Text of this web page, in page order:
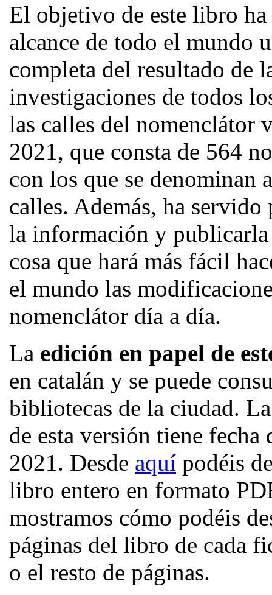
El objetivo de este libro
alcance de todo el mundo
completa del resultado de
investigaciones de todos
las calles del nomenclátor
2021, que consta de 564
con los que se denominan
calles. Además, ha
la información y publicarla
cosa que hará más fácil
el mundo las
nomenclátor día a día.
La edición en papel de
en catalán y se puede
bibliotecas de la ciudad.
de esta versión tiene fecha
2021. Desde aquí podéis
libro entero en formato
mostramos cómo podéis
páginas del libro de cada
o el resto de páginas.